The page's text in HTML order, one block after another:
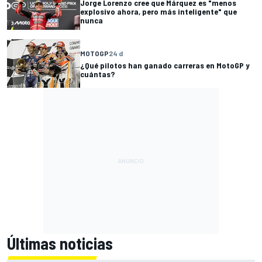
Jorge Lorenzo cree que Márquez es "menos
explosivo ahora, pero más inteligente" que
nunca
MOTOGP24 d
¿Qué pilotos han ganado carreras en MotoGP y
cuántas?
Últimas noticias